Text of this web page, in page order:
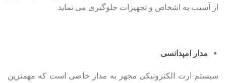
از آسیب به اشخاص و تجهیزات جلوگیری می نماید.
مدار امپدانسی
سیستم ارت الکترونیکی مجهز به مدار خاصی است که مهمترین